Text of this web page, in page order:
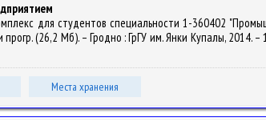
для студентов специальности 1-360402
(26,2 Мб). – Гродно : ГрГУ им. Янки Купалы,
Места хранения